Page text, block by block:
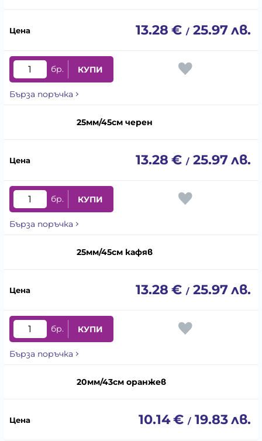
13.28 € / 25.97лв.
бр. КУПИ
Бърза поръчка
25мм/45см черен
13.28 € / 25.97лв.
бр. КУПИ
Бърза поръчка
25мм/45см кафяв
13.28 € / 25.97лв.
бр. КУПИ
Бърза поръчка
20мм/43см оранжев
10.14€ / 19.83лв.